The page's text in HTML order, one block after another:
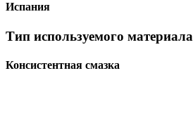
Испания
Тип используемого материала
Консистентная смазка